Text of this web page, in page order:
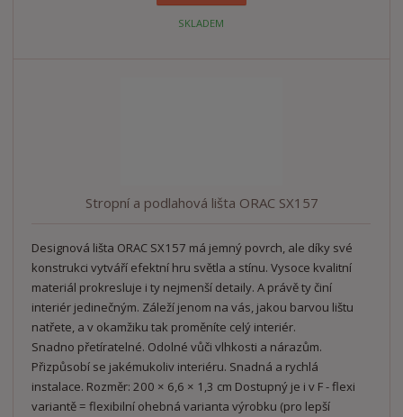
SKLADEM
Stropní a podlahová lišta ORAC SX157
Designová lišta ORAC SX157 má jemný povrch, ale díky své
konstrukci vytváří efektní hru světla a stínu. Vysoce kvalitní
materiál prokresluje i ty nejmenší detaily. A právě ty činí
interiér jedinečným. Záleží jenom na vás, jakou barvou lištu
natřete, a v okamžiku tak proměníte celý interiér.
Snadno přetíratelné. Odolné vůči vlhkosti a nárazům.
Přizpůsobí se jakémukoliv interiéru. Snadná a rychlá
instalace. Rozměr: 200 × 6,6 × 1,3 cm Dostupný je i v F - flexi
variantě = flexibilní ohebná varianta výrobku (pro lepší